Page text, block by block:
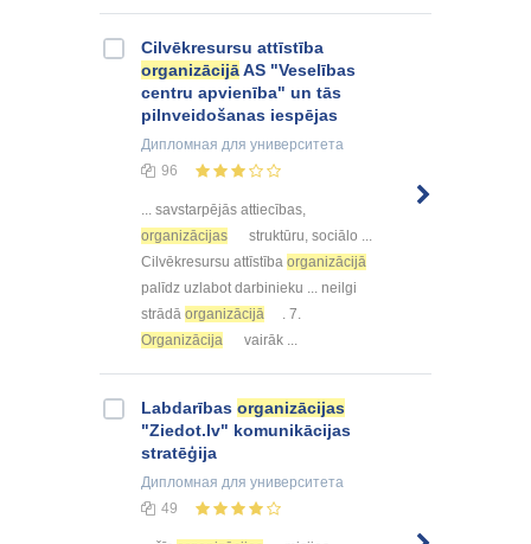
Cilvēkresursu attīstība
organizācijāAS "Veselības
centru apvienība" un tās
pilnveidošanas iespējas
Дипломная для университета
96
... savstarpējās attiecības,
organizācijas
struktūru, sociālo ...
Cilvēkresursu attīstība organizācijā
palīdz uzlabot darbinieku ... neilgi
strādā organizācijā
. 7.
Organizācija
vairāk ...
Labdarības organizācijas
"Ziedot.lv" komunikācijas
stratēģija
Дипломная для университета
49